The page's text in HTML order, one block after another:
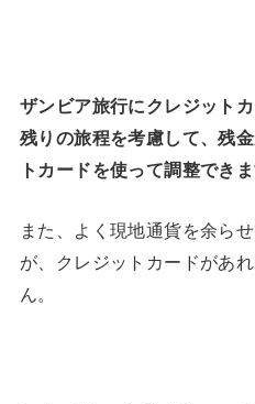
ザンビア旅行にクレジット
残りの旅程を考慮して、残
トカードを使って調整できま
また、よく現地通貨を余ら
が、クレジットカードがあ
ん。